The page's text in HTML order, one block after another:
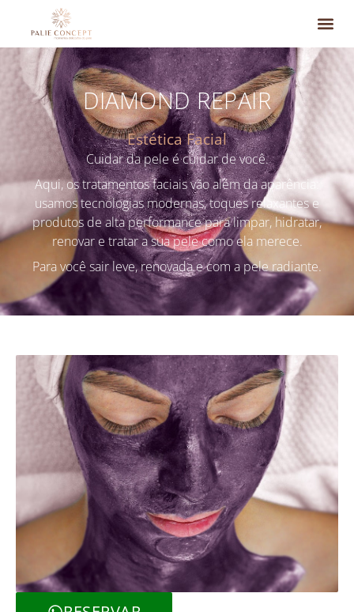
DIAMOND REPAIR
Estética Facial
Cuidar da pele é cuidar de você.
Aqui, os tratamentos faciais vão além da aparência:
usamos tecnologias modernas, toques relaxantes e
produtos de alta performance para limpar, hidratar,
renovar e tratar a sua pele como ela merece.
Para você sair leve, renovada e com a pele radiante.